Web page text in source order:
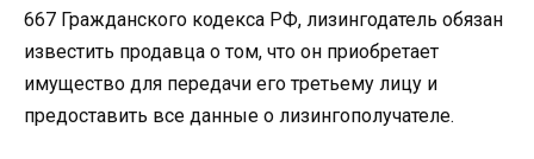
667 Гражданского кодекса РФ, лизингодатель обязан
известить продавца о том, что он приобретает
имущество для передачи его третьему лицу и
предоставить все данные о лизингополучателе.